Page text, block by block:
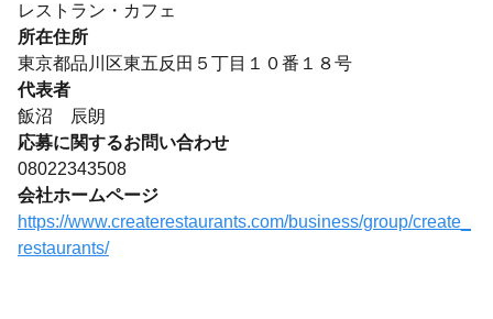
レストラン・カフェ
所在住所
東京都品川区東五反田５丁目１０番１８号
代表者
飯沼 辰朗
応募に関するお問い合わせ
08022343508
会社ホームページ
https://www.createrestaurants.com/business/group/create_
restaurants/